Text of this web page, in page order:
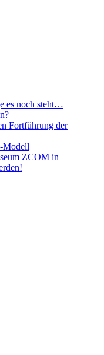
es noch steht…
Fortführung der
Modell
ZCOM in